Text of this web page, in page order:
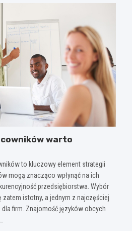
warto
to kluczowy element strategii
mogą znacząco wpłynąć na ich
przedsiębiorstwa. Wybór
istotny, a jednym z najczęściej
firm. Znajomość języków obcych